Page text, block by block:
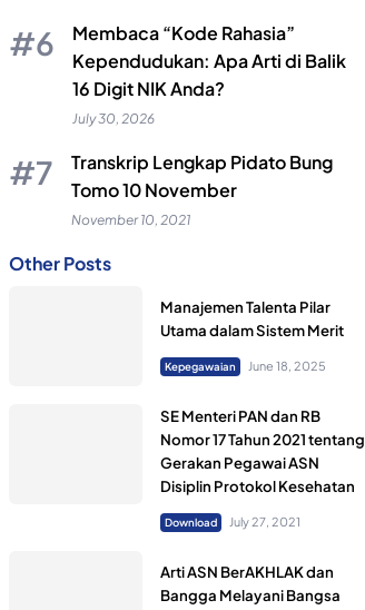
Membaca “Kode Rahasia”
Kependudukan: Apa Arti di Balik
16 Digit NIK Anda?
July 30, 2026
Transkrip Lengkap Pidato Bung
Tomo 10 November
November 10, 2021
Other Posts
Manajemen Talenta Pilar
Utama dalam Sistem Merit
Kepegawaian June 18, 2025
SE Menteri PAN dan RB
Nomor 17 Tahun 2021 tentang
Gerakan Pegawai ASN
Disiplin Protokol Kesehatan
Download July 27, 2021
Arti ASN BerAKHLAK dan
Bangga Melayani Bangsa